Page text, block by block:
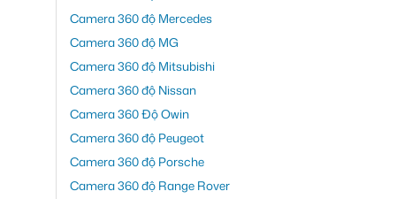
Camera 360 độ Mercedes
Camera 360 độ MG
Camera 360 độ Mitsubishi
Camera 360 độ Nissan
Camera 360 Độ Owin
Camera 360 độ Peugeot
Camera 360 độ Porsche
Camera 360 độ Range Rover